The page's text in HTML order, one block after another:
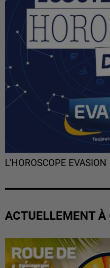
L'HOROSCOPE EVASION
ACTUELLEMENT À